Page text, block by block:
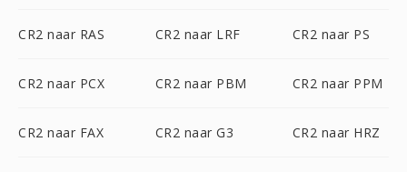
CR2 naar RAS CR2 naar LRF CR2 naar PS
CR2 naar PCX CR2 naar PBM CR2 naar PPM
CR2 naar FAX CR2 naar G3 CR2 naar HRZ